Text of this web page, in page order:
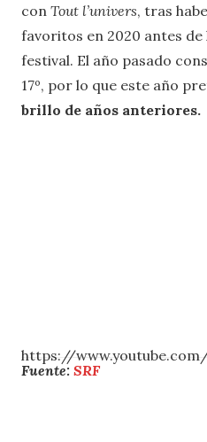
con Tout l’univers, tras
favoritos en 2020 antes de
festival. El año pasado
17º, por lo que este año
brillo de años anteriores.
https://
Fuente: SRF